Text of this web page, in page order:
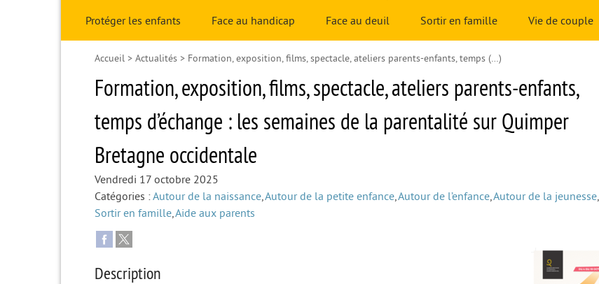
Protéger les enfants Face au handicap Face au deuil Sortir en famille Vie de couple
Accueil > Actualités > Formation, exposition, films, spectacle, ateliers parents-enfants, temps (…)
Formation, exposition, films, spectacle, ateliers parents-enfants,
temps d’échange : les semaines de la parentalité sur Quimper
Bretagne occidentale
Vendredi 17 octobre 2025
Catégories :Autour de la naissance,Autour de la petite enfance,Autour de l’enfance,Autour de la jeunesse,
Sortir en famille,Aide aux parents
Description